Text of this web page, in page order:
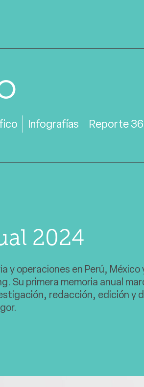
Infografías Reporte
2024
y operaciones en Perú,
Su primera memoria anual
redacción, edición y